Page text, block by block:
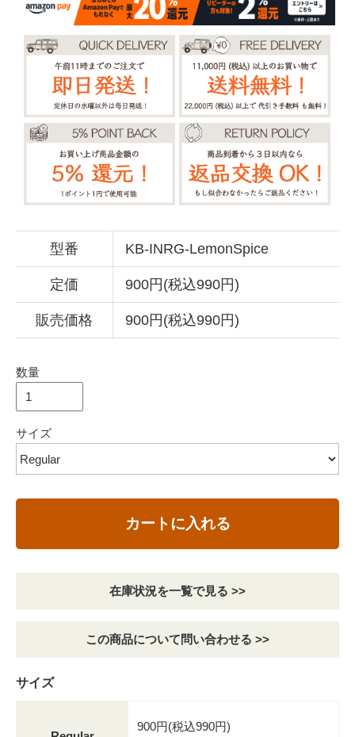
型番 KB-INRG-LemonSpice
定価 900円(税込990円)
販売価格 900円(税込990円)
数量
サイズ
カートに入れる
在庫状況を一覧で見る >>
この商品について問い合わせる >>
サイズ
900円(税込990円)